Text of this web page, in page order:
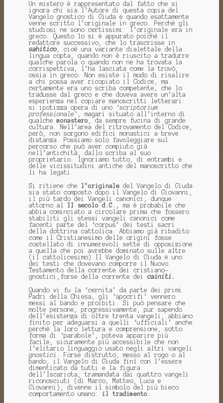
Unmisteroè rappresentato dal fatto che si
ignora chi sia l’Autore di questa copia del
Vangelo gnostico di Giuda e quando esattamente
venne scritto l’originale in greco. Perchè gli
studiosi ne sono certissimi: l’originale era in
greco. Questo lo si è appurato poichè il
redattore successivo, che lo trascrisse in
sahitico, cioè una variante dialettale della
lingua copta, quando non è riuscito a tradurre
qualche parola o quando non ne ha trovata la
corrispettiva, l’ha lasciata come la trovò,
ossia in greco. Non esiste il modo di risalire
a chi possa aver ricopiato il Codice, ma
certamente era uno scriba competente, che lo
tradusse dal greco e che doveva avere un’alta
esperienza nel copiare manoscritti letterari:
si ipotizza opera di uno ‘scriptorium
professionale‘, magari situato all’interno di
qualchemonastero , da sempre fucina di grande
cultura. Nell’area del ritrovamento del Codice,
però, non sorgono edifici monastici a breve
distanza. Possiamo solo favoleggiare sul
percorso che può aver compiuto già
nell’antichità, dallo scriba al suo
proprietario. Ignoriamo tutto, di entrambi e
delle vicissitudini antiche del manoscritto che
li ha legati.
Si ritiene che l’originaledel Vangelo di Giuda
sia stato composto dopo il Vangelo di Giovanni,
il più tardo dei Vangeli canonici, dunque
attorno al
II secolo d.C.,
ma è probabile che
abbia cominciato a circolare prima che fossero
stabiliti gli stessi vangeli canonici come
facenti parte del ‘corpus’ dei testi sacri
della dottrina cattolica. Abbiamo già ribadito
come il Cristianesimo delle origini fosse
costellato di innumerevoli sette di opposizione
a quella che poi avrebbe dominato sulle altre
(il cattolicesimo).Il Vangelo di Giuda è uno
dei testi che dovevano comporre il Nuovo
Testamento della corrente dei cristiano-
gnostici,forse della corrente dei cainiti.
Quando vi fu la ‘cernita’ da parte dei primi
Padri della Chiesa, gli ‘apocrifi’ vennero
messi al bando e proibiti. Si può pensare che
molte persone, progressivamente, pur sapendo
dell’esistenza di oltre trenta vangeli, abbiano
finito per adeguarsi a quelli ‘ufficiali’ anche
perchè la loro lettura e comprensione, sotto
forma di ‘parabole’, poteva apparire più
facile, sicuramente più accessibile che non
l’elitario linguaggio usato negli altri vangeli
gnostici
. Forse distrutto, messo al rogo o al
bando, il Vangelo di Giuda finì con l’essere
dimenticato da tutti e la figura
dell’Iscariota, tramandata dai quattro vangeli
riconosciuti (di Marco, Matteo, Luca e
Giovanni), divenne il simbolo del più bieco
comportamento umano:
il tradimento.